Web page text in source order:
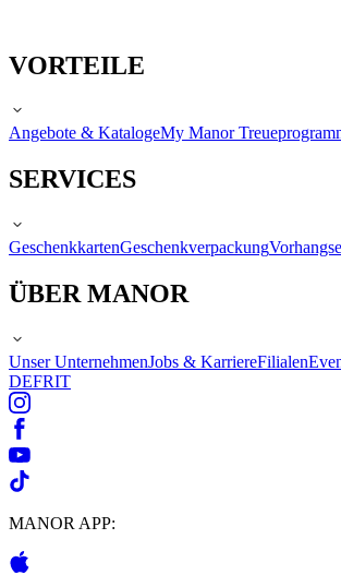
VORTEILE
Angebote & KatalogeMy Manor
SERVICES
GeschenkkartenGeschenkverpackung
ÜBER MANOR
Unser UnternehmenJobs & KarriereFilialen
DEFRIT
MANOR APP: